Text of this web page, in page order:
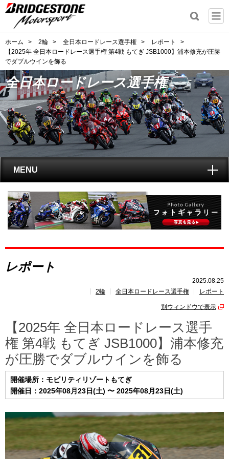
ホーム > 2輪 > 全日本ロードレース選手権 > レポート
>
【2025年 全日本ロードレース選手権 第4戦 もてぎ JSB1000】浦本修充が圧勝
でダブルウインを飾る
全日本ロードレース選手権
MENU
トップ
全日本ロードレース選手権とは?
レポート
速報
ポイントランキング
レポート
2025.08.25
2輪
全日本ロードレース選手権 レポート
別ウィンドウで表示
【2025年 全日本ロードレース選手
権 第4戦 もてぎ JSB1000】浦本修充
が圧勝でダブルウインを飾る
開催場所：モビリティリゾートもてぎ
開催日：2025年08月23日(土) 〜 2025年08月23日(土)